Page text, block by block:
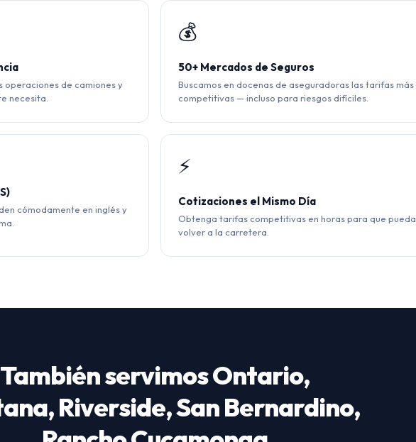
operaciones de camiones y
necesita.
💰
50+ Mercados de Seguros
Buscamos en docenas de aseguradoras las tarifas más
competitivas — incluso para riesgos difíciles.
cómodamente en inglés y
⚡
Cotizaciones el Mismo Día
Obtenga tarifas competitivas en horas para que pueda
volver a la carretera.
También servimos Ontario,
Riverside, San Bernardino,